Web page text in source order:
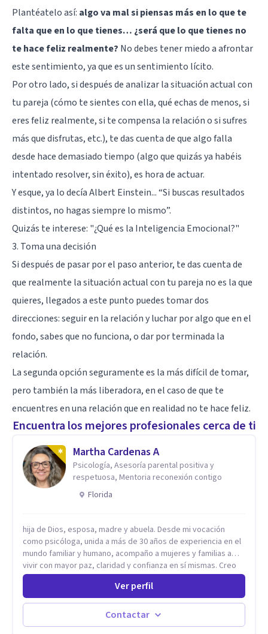
Plantéatelo así: algo va mal si piensas más en lo que te
falta que en lo que tienes… ¿será que lo que tienes no
te hace feliz realmente? No debes tener miedo a afrontar
este sentimiento, ya que es un sentimiento lícito.
Por otro lado, si después de analizar la situación actual con
tu pareja (cómo te sientes con ella, qué echas de menos, si
eres feliz realmente, si te compensa la relación o si sufres
más que disfrutas, etc.), te das cuenta de que algo falla
desde hace demasiado tiempo (algo que quizás ya habéis
intentado resolver, sin éxito), es hora de actuar.
Y esque, ya lo decía Albert Einstein... “Si buscas resultados
distintos, no hagas siempre lo mismo”.
Quizás te interese: "¿Qué es la Inteligencia Emocional?"
3. Toma una decisión
Si después de pasar por el paso anterior, te das cuenta de
que realmente la situación actual con tu pareja no es la que
quieres, llegados a este punto puedes tomar dos
direcciones: seguir en la relación y luchar por algo que en el
fondo, sabes que no funciona, o dar por terminada la
relación.
La segunda opción seguramente es la más difícil de tomar,
pero también la más liberadora, en el caso de que te
encuentres en una relación que en realidad no te hace feliz.
Encuentra los mejores profesionales cerca de ti
Martha Cardenas A
Psicología, Asesoría parental positiva y
respetuosa, Mentoria reconexión contigo
Florida
hija de Dios, esposa, madre y abuela. Desde mi vocación
como psicóloga, unida a más de 30 años de experiencia en el
mundo familiar y humano, acompaño a mujeres y familias a
vivir con mayor paz, claridad y confianza en sí mismas. Creo
profundamente que la vida está hecha de etapas, y que cada
ciclo —personal, emocional, espiritual y familiar— trae
oportunidades de crecimiento. Por eso utilizo una
combinación de psicología positiva, enfoque humanista,
herramientas contemporáneas de bienestar mental y
Ver perfil
Contactar